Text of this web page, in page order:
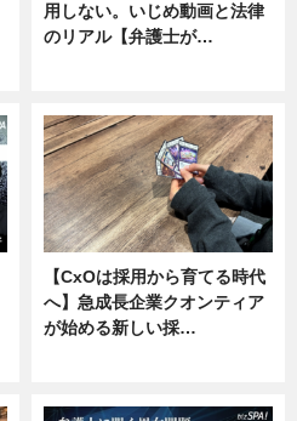
用しない。いじめ動画と法律
のリアル【弁護士が…
【CxOは採用から育てる時代
へ】急成長企業クオンティア
が始める新しい採…